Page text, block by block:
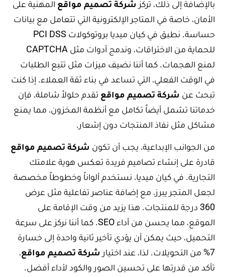
بالإضافة إلى ذلك، تركز شركة تصميم مواقع المهنية على
الأمان، خاصة في المتاجر الإلكترونية التي تتعامل مع بيانات
حساسة. نطبق في كيان ميديا بروتوكولات PCI DSS
للحماية من الاختراقات، وندمج أدوات مثل CAPTCHA
لمنع الهجمات. كما أننا نضيف ميزات مثل تتبع الطلبات
في الوقت الفعلي، التي تساعد في بناء ثقة العملاء. إذا كنت
تبحث عن شركة تصميم مواقع تقدم حلولاً شاملة، فإن
خدماتنا تشمل أيضاً تكامل مع أنظمة المخزون، مما يمنع
مشاكل مثل نفاذ المنتجات دون إشعار.
من الجوانب الإبداعية، يجب أن تكون شركة تصميم مواقع
قادرة على إنشاء تصاميم فريدة تعكس هوية علامتك
التجارية. في كيان ميديا، نستخدم ألواناً وخطوطاً مخصصة
لجعل المتجر يبرز، مع إضافة عناصر تفاعلية مثل عرض
360 درجة للمنتجات. هذا يزيد من وقت الإقامة على
الموقع، مما يحسن من أداء SEO. كما أننا نركز على سرعة
التحميل، حيث يمكن أن يؤدي تأخير ثانية واحدة إلى خسارة
7% من التحويلات. لذا، عند اختيار
شركة تصميم مواقع،
تأكد من قدرتها على تحسين الصور والكود لأداء أفضل.